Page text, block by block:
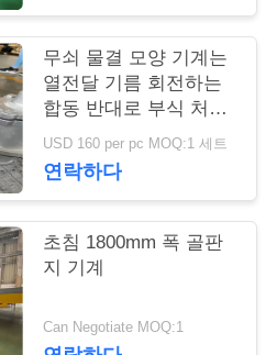
무쇠 물결 모양 기계는
열전달 기름 회전하는
합동 반대로 부식 처리
를 분해합니다
USD 160 per pc MOQ:1 세트
연락하다
초침 1800mm 폭 골판
지 기계
Can Negotiate MOQ:1